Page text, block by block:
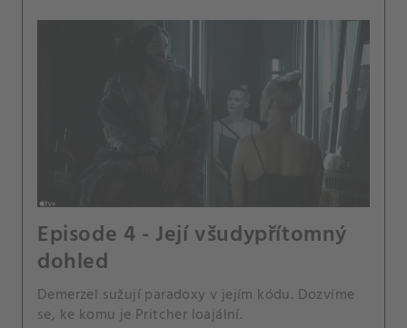
Episode 4 - Její všudypřítomný
dohled
Demerzel sužují paradoxy v jejím kódu. Dozvíme
se, ke komu je Pritcher loajální.